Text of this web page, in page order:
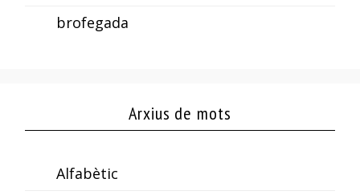
brofegada
Arxius de mots
Alfabètic